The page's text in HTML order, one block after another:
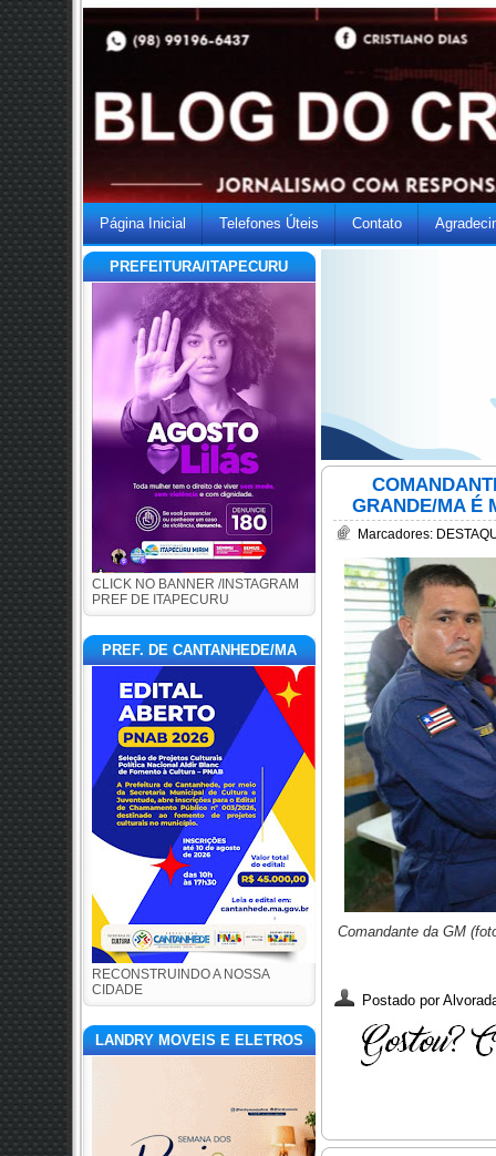
Página Inicial Telefones Úteis Contato
PREFEITURA/ITAPECURU
CLICK NO BANNER /INSTAGRAM
PREF DE ITAPECURU
PREF. DE CANTANHEDE/MA
RECONSTRUINDO A NOSSA
CIDADE
LANDRY MOVEIS E ELETROS
GRANDE/MA É
Marcadores:
Comandante da GM
Postado por